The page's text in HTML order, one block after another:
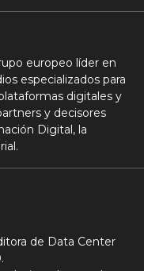
europeo líder en
especializados para
digitales y
y decisores
Digital, la
de Data Center